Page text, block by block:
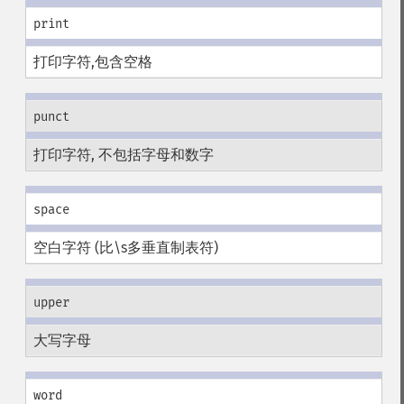
print
打印字符,包含空格
punct
打印字符, 不包括字母和数字
space
空白字符 (比\s多垂直制表符)
upper
大写字母
word